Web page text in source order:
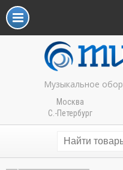
Музыкальное
Москва
С.-Петербург